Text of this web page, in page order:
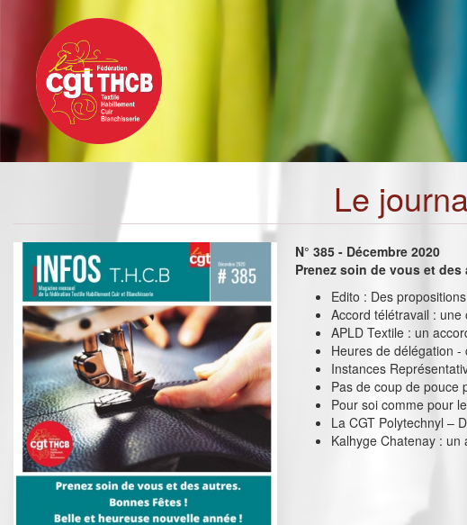
contenu
principal
Le
N° 385 - Décembre 2020
Prenez soin de vous et
Edito : Des
Accord télétravail : une
APLD Textile : un
Heures de délégation -
Instances
Pas de coup de pouce
Pour soi comme pour
La CGT Polytechnyl –
Kalhyge Chatenay : un